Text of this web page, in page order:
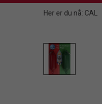
Her er du nå: CAL